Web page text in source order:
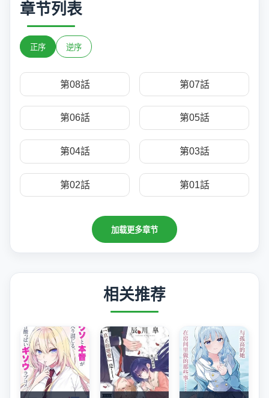
章节列表
正序 逆序
第08話 第07話
第06話 第05話
第04話 第03話
第02話 第01話
加载更多章节
相关推荐